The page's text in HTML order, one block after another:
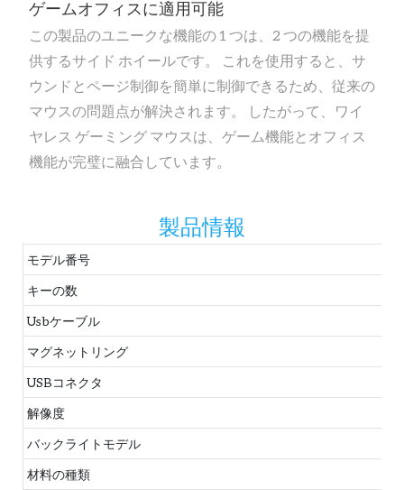
ゲームオフィスに適用可能
この製品のユニークな機能の 1 つは、2 つの機能を提
供するサイド ホイールです。 これを使用すると、サ
ウンドとページ制御を簡単に制御できるため、従来の
マウスの問題点が解決されます。 したがって、ワイ
ヤレス ゲーミング マウスは、ゲーム機能とオフィス
機能が完璧に融合しています。
製品情報
モデル番号
キーの数
Usbケーブル
マグネットリング
USBコネクタ
解像度
バックライトモデル
材料の種類